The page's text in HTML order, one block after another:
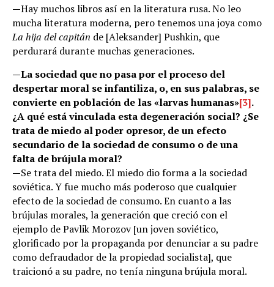
—Hay muchos libros así en la literatura rusa. No leo
mucha literatura moderna, pero tenemos una joya como
La hija del capitán de [Aleksander] Pushkin, que
perdurará durante muchas generaciones.
—La sociedad que no pasa por el proceso del
despertar moral se infantiliza, o, en sus palabras, se
convierte en población de las «larvas humanas»[3].
¿A qué está vinculada esta degeneración social? ¿Se
trata de miedo al poder opresor, de un efecto
secundario de la sociedad de consumo o de una
falta de brújula moral?
—Se trata del miedo. El miedo dio forma a la sociedad
soviética. Y fue mucho más poderoso que cualquier
efecto de la sociedad de consumo. En cuanto a las
brújulas morales, la generación que creció con el
ejemplo de Pavlik Morozov [un joven soviético,
glorificado por la propaganda por denunciar a su padre
como defraudador de la propiedad socialista], que
traicionó a su padre, no tenía ninguna brújula moral.